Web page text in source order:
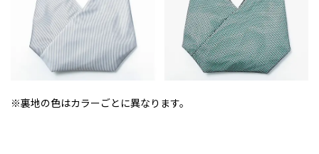
※裏地の色はカラーごとに異なります。